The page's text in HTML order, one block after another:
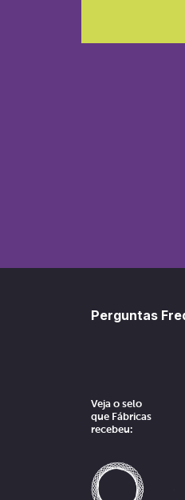
Perguntas
Veja o selo
que Fábricas
recebeu: